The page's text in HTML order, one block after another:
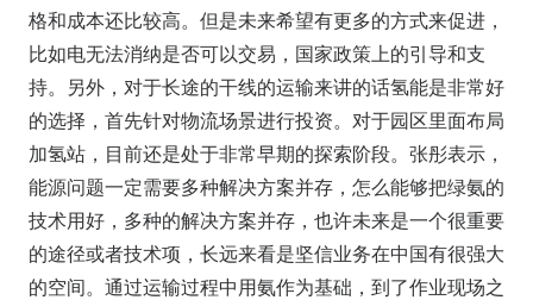
格和成本还比较高。但是未来希望有更多的方式来促进，
比如电无法消纳是否可以交易，国家政策上的引导和支
持。另外，对于长途的干线的运输来讲的话氢能是非常好
的选择，首先针对物流场景进行投资。对于园区里面布局
加氢站，目前还是处于非常早期的探索阶段。张彤表示，
能源问题一定需要多种解决方案并存，怎么能够把绿氨的
技术用好，多种的解决方案并存，也许未来是一个很重要
的途径或者技术项，长远来看是坚信业务在中国有很强大
的空间。通过运输过程中用氨作为基础，到了作业现场之